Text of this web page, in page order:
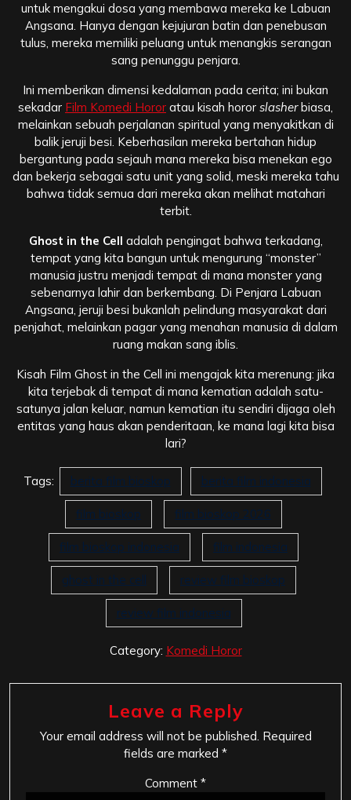
untuk mengakui dosa yang membawa mereka ke Labuan
Angsana. Hanya dengan kejujuran batin dan penebusan
tulus, mereka memiliki peluang untuk menangkis serangan
sang penunggu penjara.
Ini memberikan dimensi kedalaman pada cerita; ini bukan
sekadar Film Komedi Horor atau kisah horor slasherbiasa,
melainkan sebuah perjalanan spiritual yang menyakitkan di
balik jeruji besi. Keberhasilan mereka bertahan hidup
bergantung pada sejauh mana mereka bisa menekan ego
dan bekerja sebagai satu unit yang solid, meski mereka tahu
bahwa tidak semua dari mereka akan melihat matahari
terbit.
Ghost in the Cell adalah pengingat bahwa terkadang,
tempat yang kita bangun untuk mengurung “monster”
manusia justru menjadi tempat di mana monster yang
sebenarnya lahir dan berkembang. Di Penjara Labuan
Angsana, jeruji besi bukanlah pelindung masyarakat dari
penjahat, melainkan pagar yang menahan manusia di dalam
ruang makan sang iblis.
Kisah Film Ghost in the Cell ini mengajak kita merenung: jika
kita terjebak di tempat di mana kematian adalah satu-
satunya jalan keluar, namun kematian itu sendiri dijaga oleh
entitas yang haus akan penderitaan, ke mana lagi kita bisa
lari?
Tags: berita film bioskop berita film indonesia
film bioskop film bioskop 2026
film bioskop indonesia film indonesia
ghost in the cell review film bioskop
review film indonesia
Category: Komedi Horor
Leave a Reply
Your email address will not be published. Required
fields are marked *
Comment *